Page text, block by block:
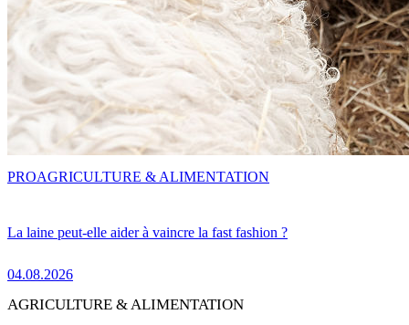
La laine peut-elle aider à vaincre la fast fashion ?
04.08.2026
PROAGRICULTURE & ALIMENTATION
AGRICULTURE & ALIMENTATION